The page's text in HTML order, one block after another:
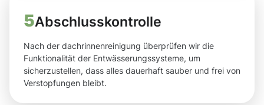
5Abschlusskontrolle
Nach der dachrinnenreinigung überprüfen wir die
Funktionalität der Entwässerungssysteme, um
sicherzustellen, dass alles dauerhaft sauber und frei von
Verstopfungen bleibt.